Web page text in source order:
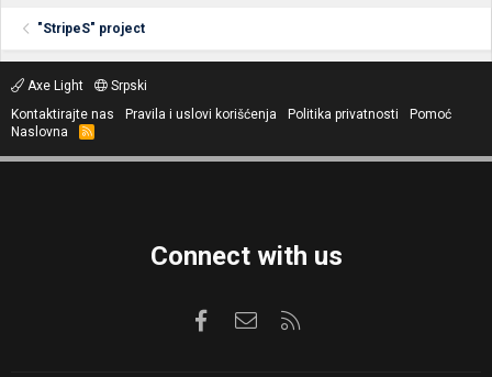
"StripeS" project
Axe Light
Srpski
Kontaktirajte nas
Pravila i uslovi korišćenja Politika privatnosti
Pomoć
Naslovna
R
S
Connect with us
FacebookKontaktirajte nas